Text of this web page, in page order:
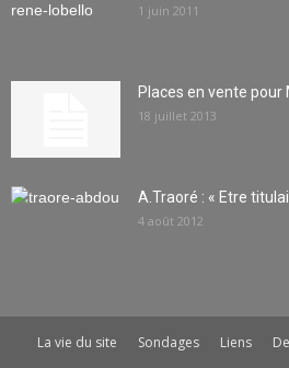
1 juin 2011
Places en vente pour
18 juillet 2013
A.Traoré : « Etre
4 août 2012
La vie du site Sondages Liens